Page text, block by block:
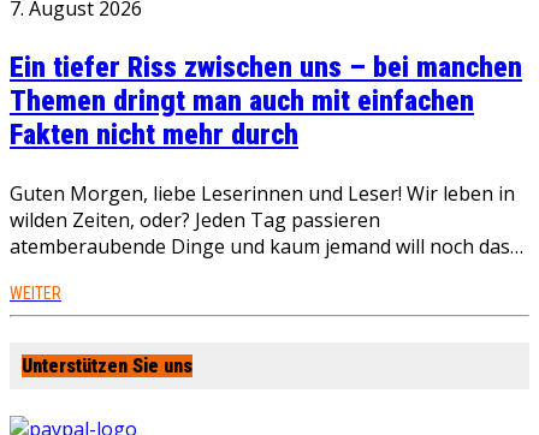
7. August 2026
Ein tiefer Riss zwischen uns – bei manchen
Themen dringt man auch mit einfachen
Fakten nicht mehr durch
Guten Morgen, liebe Leserinnen und Leser! Wir leben in
wilden Zeiten, oder? Jeden Tag passieren
atemberaubende Dinge und kaum jemand will noch das…
WEITER
Unterstützen Sie uns